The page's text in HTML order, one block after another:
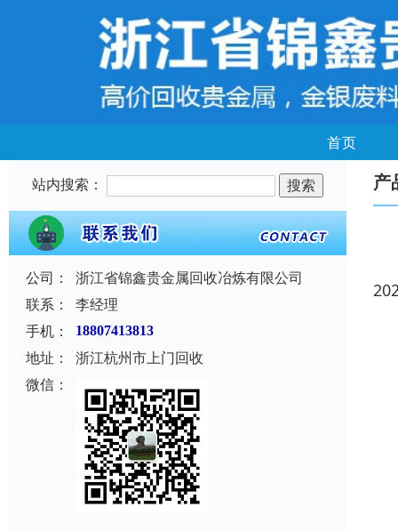
首页
站内搜索：
公司：
浙江省锦鑫贵金属回收冶炼有限公司
联系：
李经理
手机：
18807413813
地址：
浙江杭州市上门回收
微信：
产